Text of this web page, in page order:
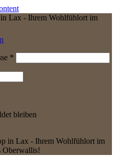
Lax - Ihrem Wohlfühlort im
*
bleiben
in Lax - Ihrem Wohlfühlort im
Oberwallis!